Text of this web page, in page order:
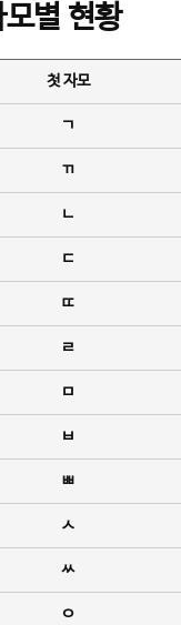
별 현황
첫 자모
ㄱ
ㄲ
ㄴ
ㄷ
ㄸ
ㄹ
ㅁ
ㅂ
ㅃ
ㅅ
ㅆ
ㅇ